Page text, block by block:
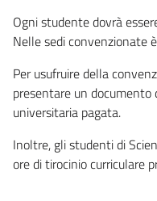
Ogni studente dovrà
Nelle sedi convenzionate
Per usufruire della
presentare un
universitaria pagata.
Inoltre, gli studenti di
ore di tirocinio curriculare